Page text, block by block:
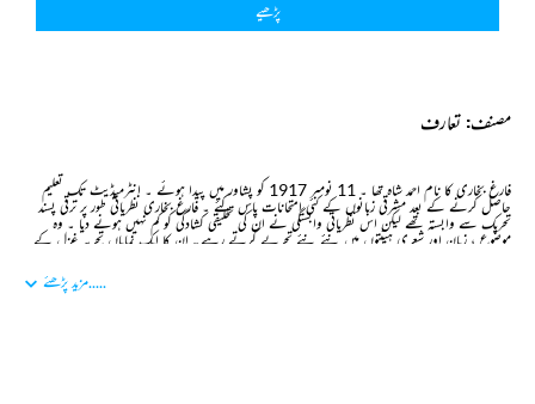
پڑھیے
مصنف: تعارف
فارغ بخاری کا نام احمد شاہ تھا ۔ 11 نومبر 1917 کو پشاور میں پیدا ہوئے ۔ انٹرمیڈیٹ تک تعلیم
حاصل کرنے کے بعد مشرقی زبانوں کے کئی امتحانات پاس کئے ۔ فارغ بخاری نظریاتی طور پر ترقی پسند
تحریک سے وابستہ تھے لیکن اس نظریاتی وابستگی نے ان کی تخلیقی کشادگی کو کم نہیں ہونے دیا ۔ وہ
موضوع ، زبان اور شعری ہیئتوں میں نئے نئے تجربے کرتے رہے۔ ان کا ایک نمایاں تجربہ غزل کے
.....مزید پڑھئے